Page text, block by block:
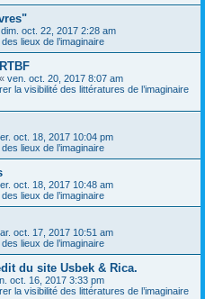
dim. oct. 22, 2017 2:28 am
lieux de l’imaginaire
« ven. oct. 20, 2017 8:07 am
la visibilité des littératures de l’imaginaire
oct. 18, 2017 10:04 pm
lieux de l’imaginaire
oct. 18, 2017 10:48 am
lieux de l’imaginaire
oct. 17, 2017 10:51 am
lieux de l’imaginaire
du site Usbek & Rica.
oct. 16, 2017 3:33 pm
la visibilité des littératures de l’imaginaire